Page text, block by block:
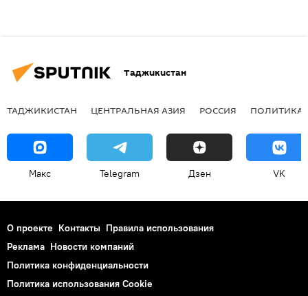
Таджикистан
ТАДЖИКИСТАН ЦЕНТРАЛЬНАЯ АЗИЯ РОССИЯ ПОЛИТИКА
Макс Telegram Дзен VK
О проекте Контакты Правила использования
Реклама Новости компаний
Политика конфиденциальности
Политика использования Cookie